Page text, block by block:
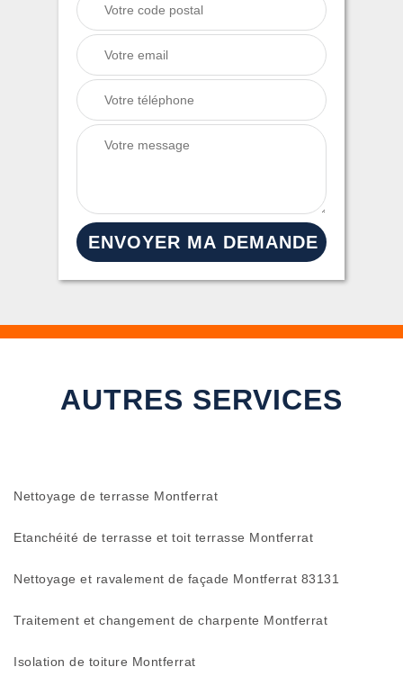
AUTRES SERVICES
Nettoyage de terrasse Montferrat
Etanchéité de terrasse et toit terrasse Montferrat
Nettoyage et ravalement de façade Montferrat 83131
Traitement et changement de charpente Montferrat
Isolation de toiture Montferrat